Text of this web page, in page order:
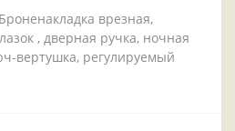
врезная,
, дверная ручка, ночная
вертушка, регулируемый